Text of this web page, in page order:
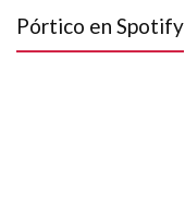
Pórtico en Spotify